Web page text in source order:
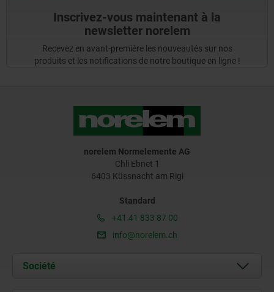
Inscrivez-vous maintenant à la
newsletter norelem
Recevez en avant-première les nouveautés sur nos
produits et les notifications de notre boutique en ligne !
norelem Normelemente AG
Chli Ebnet 1
6403 Küssnacht am Rigi
Standard
+41 41 833 87 00
info@norelem.ch
Société